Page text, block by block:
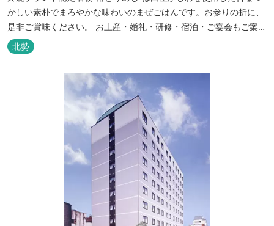
かしい素朴でまろやかな味わいのまぜごはんです。お参りの折に、
是非ご賞味ください。 お土産・婚礼・研修・宿泊・ご宴会もご案内
しております。
北勢